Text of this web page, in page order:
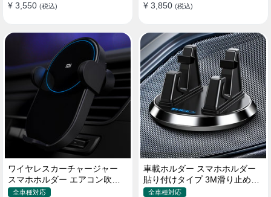
¥ 3,550 (税込) ¥ 3,850 (税込)
ワイヤレスカーチャージャー
スマホホルダー エアコン吹き
出し口/ 貼り付け
全車種対応
車載ホルダー スマホホルダー
貼り付けタイプ 3M滑り止めシ
リコンパッド 全機種
全車種対応